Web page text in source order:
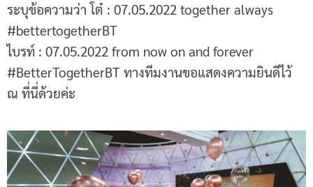
ระบุข้อความว่า โต๋ : 07.05.2022 together always
#bettertogetherBT
ไบรท์ : 07.05.2022 from now on and forever
#BetterTogetherBT ทางทีมงานขอแสดงความยินดีไว้
ณ ที่นี่ด้วยค่ะ